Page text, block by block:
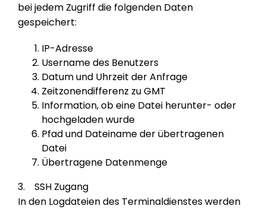
bei jedem Zugriff die folgenden Daten
gespeichert:
IP-Adresse
Username des Benutzers
Datum und Uhrzeit der Anfrage
Zeitzonendifferenz zu GMT
Information, ob eine Datei herunter- oder
hochgeladen wurde
Pfad und Dateiname der übertragenen
Datei
Übertragene Datenmenge
3. SSH Zugang
In den Logdateien des Terminaldienstes werden